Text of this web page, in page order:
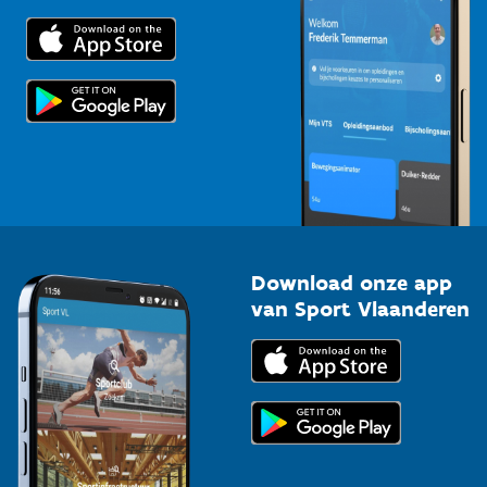
Trainers en begeleiders
Topsporters
Voor de pers
Download onze app
van Sport Vlaanderen